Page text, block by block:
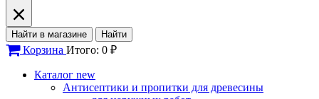
Найти в магазине Найти
Корзина Итого: 0 ₽
Каталог new
Антисептики и пропитки для древесины